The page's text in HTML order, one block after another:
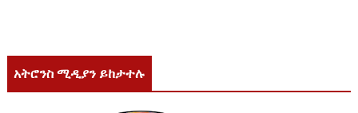
አትሮንስ ሚዲያን ይከታተሉ